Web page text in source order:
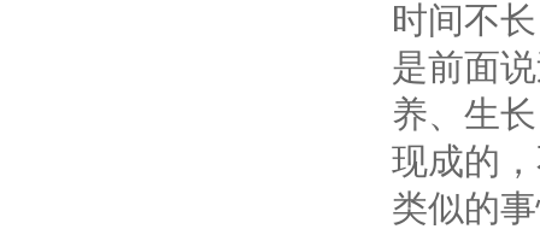
时间不
是前面
养、生
现成的
类似的